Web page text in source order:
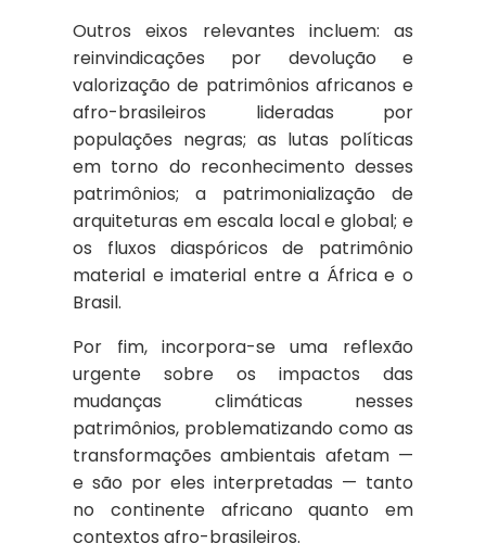
Outros eixos relevantes incluem: as
reinvindicações por devolução e
valorização de patrimônios africanos e
afro-brasileiros lideradas por
populações negras; as lutas políticas
em torno do reconhecimento desses
patrimônios; a patrimonialização de
arquiteturas em escala local e global; e
os fluxos diaspóricos de patrimônio
material e imaterial entre a África e o
Brasil.
Por fim, incorpora-se uma reflexão
urgente sobre os impactos das
mudanças climáticas nesses
patrimônios, problematizando como as
transformações ambientais afetam —
e são por eles interpretadas — tanto
no continente africano quanto em
contextos afro-brasileiros.